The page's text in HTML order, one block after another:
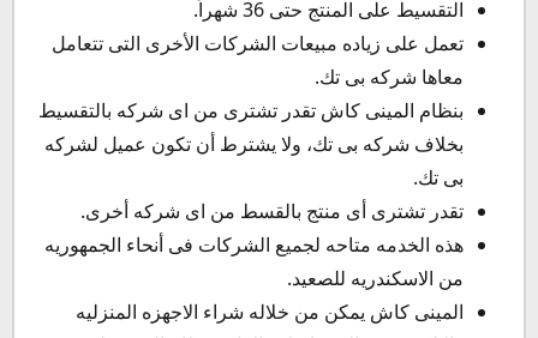
التقسيط على المنتج حتى 36 شهراً.
تعمل على زياده مبيعات الشركات الأخرى التى تتعامل
معاها شركه بى تك.
بنظام المينى كاش تقدر تشترى من اى شركه بالتقسيط
بخلاف شركه بى تك، ولا يشترط أن تكون عميل لشركه
بى تك.
تقدر تشترى أى منتج بالقسط من اى شركه أخرى.
هذه الخدمه متاحه لجميع الشركات فى أنحاء الجمهوريه
من الاسكندريه للصعيد.
المينى كاش يمكن من خلاله شراء الاجهزه المنزليه